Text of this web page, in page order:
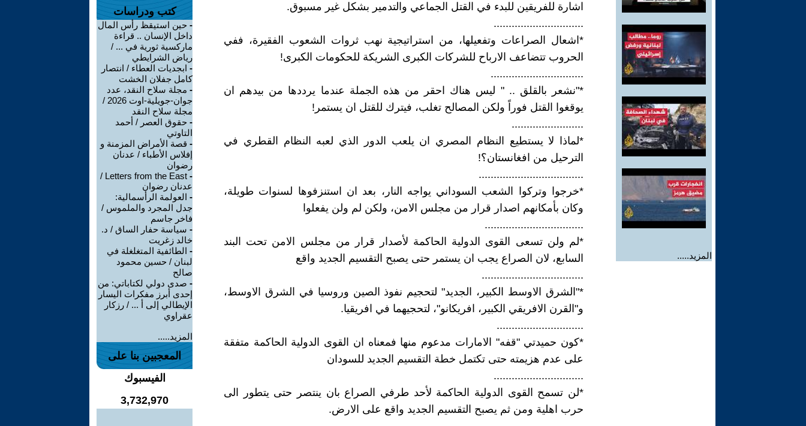
المزيد.....
اشارة للفريقين للبدء في القتل الجماعي والتدمير بشكل غير مسبوق.
..............................
*اشعال الصراعات وتفعيلها، من استراتيجية نهب ثروات الشعوب الفقيرة، ففي
الحروب تتضاعف الارباح للشركات الكبرى الشريكة للحكومات الكبرى!
...............................
*"نشعر بالقلق .. " ليس هناك احقر من هذه الجملة عندما يرددها من بيدهم ان
يوقغوا القتل فوراً ولكن المصالح تغلب، فيترك للقتل ان يستمر!
........................
*لماذا لا يستطيع النظام المصري ان يلعب الدور الذي لعبه النظام القطري في
الترحيل من افغانستان؟!
...................................
*خرجوا وتركوا الشعب السوداني يواجه النار، بعد ان استنزفوها لسنوات طويلة،
وكان بأمكانهم اصدار قرار من مجلس الامن، ولكن لم ولن يفعلوا
.................................
*لم ولن تسعى القوى الدولية الحاكمة لأصدار قرار من مجلس الامن تحت البند
السابع، لان الصراع يجب ان يستمر حتى يصبح التقسيم الجديد واقع
..................................
*"الشرق الاوسط الكبير، الجديد" لتحجيم نفوذ الصين وروسيا في الشرق الاوسط،
و"القرن الافريقي الكبير، افريكانو"، لتحجيهما في افريقيا.
.............................
*كون حميدتي "قفه" الامارات مدعوم منها فمعناه ان القوى الدولية الحاكمة متفقة
على عدم هزيمته حتى تكتمل خطة التقسيم الجديد للسودان
..............................
*لن تسمح القوى الدولية الحاكمة لأحد طرفي الصراع بان ينتصر حتى يتطور الى
حرب اهلية ومن ثم يصبح التقسيم الجديد واقع على الارض.
كتب ودراسات
- حين استيقظ رأس المال
داخل الإنسان .. قراءة
ماركسية ثورية في ... /
رياض الشرايطي
- ابجديات العطاء / انتصار
كامل جفلان الخشت
- مجلة سلاح النقد، عدد
جوان-جويلية-اوت 2026 /
مجلة سلاح النقد
- حقوق العصر / أحمد
التاوتي
- قصة الأمراض المزمنة و
إفلاس الأطباء / عدنان
رضوان
-
Letters from the East /
عدنان رضوان
- العولمة الرأسمالية:
جدل المجرد والملموس /
فاخر جاسم
- سياسة حفار الساق / د.
خالد زغريت
- الطائفية المتغلغلة في
لبنان / حسين محمود
صالح
- صدى دولي لكتاباتي: من
إحدى أبرز مفكرات اليسار
الإيطالي إلى أ ... / رزكار
عقراوي
المزيد.....
المعجبين بنا على
الفيسبوك
3,732,970